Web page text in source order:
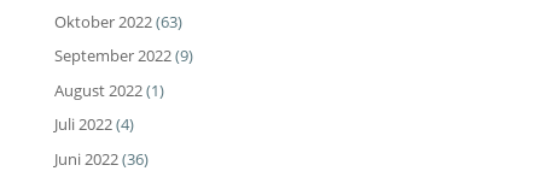
Oktober 2022(63)
September 2022(9)
August 2022(1)
Juli 2022(4)
Juni 2022(36)